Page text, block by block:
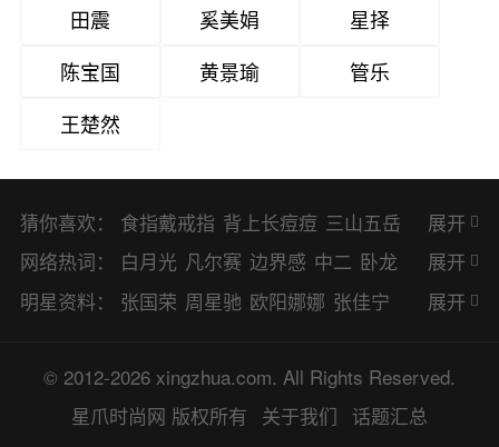
田震
奚美娟
星择
陈宝国
黄景瑜
管乐
王楚然
猜你喜欢： 食指戴戒指 背上长痘痘 三山五岳
避暑胜地
展开
网络热词：
白月光 凡尔赛 边界感 中二 卧龙
凤雏 二次元 KPI EMO CP BUG
胺 SP OC HOLD OEM BP 猎奇
佛系 喜当爹 可盐可甜 对食
麻瓜
展开
明星资料：
张国荣 周星驰 欧阳娜娜 张佳宁
谭松韵 唐嫣 童瑶 宋茜 孙俪 倪
妮 林更新 刘亦菲 柳岩 李小冉
展开
© 2012-2026 xingzhua.com. All Rights Reserved.
星爪时尚网 版权所有 关于我们 话题汇总